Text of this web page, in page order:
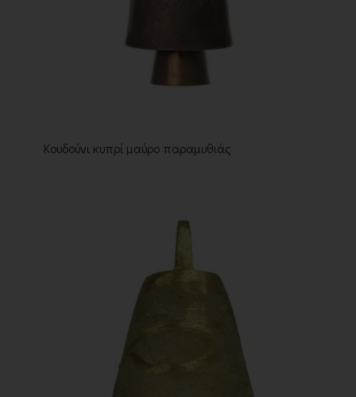
Κουδούνι κυπρί μαύρο παραμυθιάς